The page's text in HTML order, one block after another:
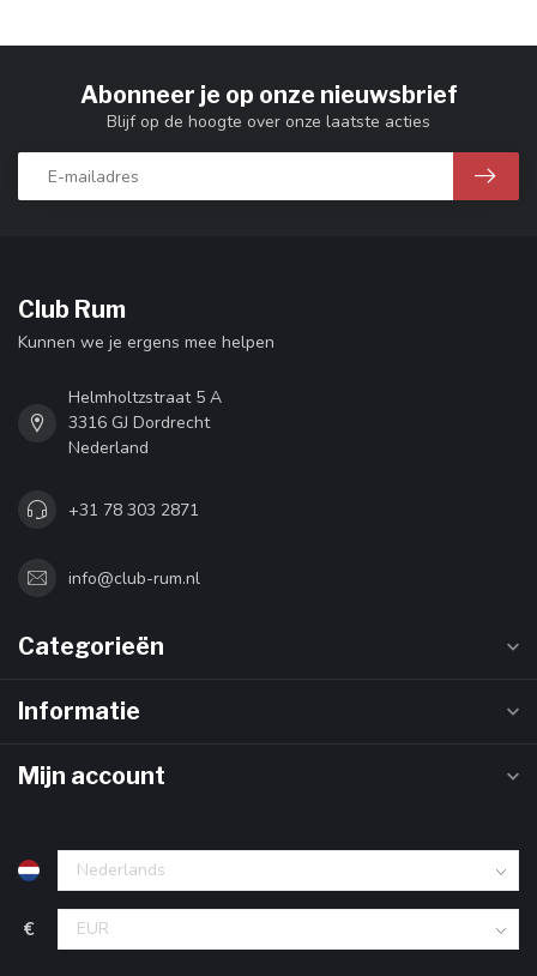
Abonneer je op onze nieuwsbrief
Blijf op de hoogte over onze laatste acties
Club Rum
Kunnen we je ergens mee helpen
Helmholtzstraat 5 A
3316 GJ Dordrecht
Nederland
+31 78 303 2871
info@club-rum.nl
Categorieën
Informatie
Mijn account
€